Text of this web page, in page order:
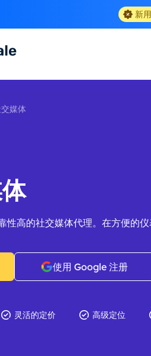
新
媒体
性高的社交媒体代理。在方便的仪
使用 Google 注册
灵活的定价 高级定位